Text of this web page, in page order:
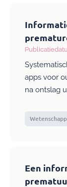
apps voor
na ontslag
Een